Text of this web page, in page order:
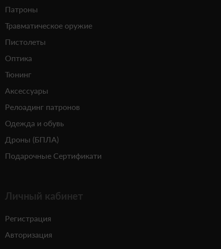
Патроны
Травматическое оружие
Пистолеты
Оптика
Тюнинг
Аксессуары
Релоадинг патронов
Одежда и обувь
Дроны (БПЛА)
Подарочные Сертификати
Личный кабинет
Регистрация
Авторизация